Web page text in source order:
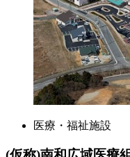
医療・福祉施設